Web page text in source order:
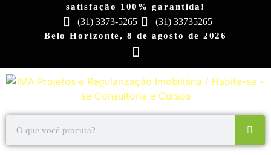
satisfação 100% garantida!
(31) 3373-5265 (31) 33735265
Belo Horizonte, 8 de agosto de 2026